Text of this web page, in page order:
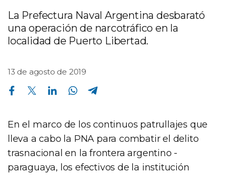
La Prefectura Naval Argentina desbarató
una operación de narcotráfico en la
localidad de Puerto Libertad.
13 de agosto de 2019
Compartir en Facebook Compartir en Twitter Compartir en Linkedin Compartir en Whatsapp
En el marco de los continuos patrullajes que
lleva a cabo la PNA para combatir el delito
trasnacional en la frontera argentino -
paraguaya, los efectivos de la institución